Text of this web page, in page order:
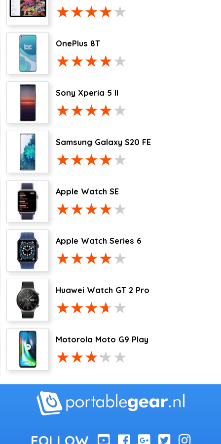
OnePlus 8T
Sony Xperia 5 II
Samsung Galaxy S20 FE
Apple Watch SE
Apple Watch Series 6
Huawei Watch GT 2 Pro
Motorola Moto G9 Play